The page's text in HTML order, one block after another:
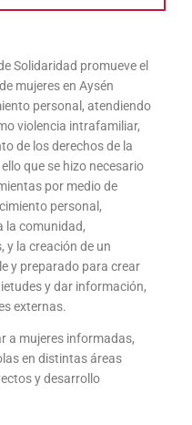
Solidaridad promueve el
mujeres en Aysén
personal, atendiendo
violencia intrafamiliar,
de los derechos de la
que se hizo necesario
por medio de
personal,
la comunidad,
y la creación de un
y preparado para crear
y dar información,
externas.
a mujeres informadas,
en distintas áreas
y desarrollo